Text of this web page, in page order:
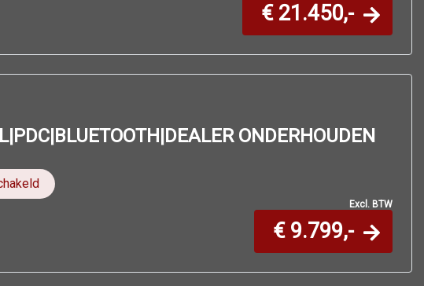
€ 21.450,-
ONDERHOUDEN
Excl. BTW
€ 9.799,-